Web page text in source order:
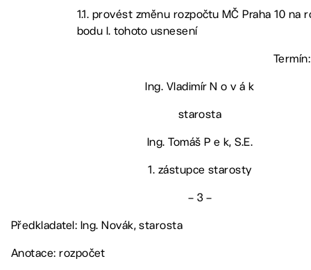
1.1. provést změnu rozpočtu MČ Praha 10 na
bodu I. tohoto usnesení
Ing. Vladimír N o v á k
starosta
Ing. Tomáš P e k, S.E.
1. zástupce starosty
– 3 –
Předkladatel: Ing. Novák, starosta
Anotace: rozpočet